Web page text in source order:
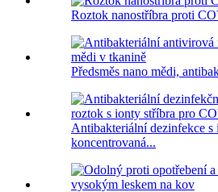
Roztok nanostříbra proti
Předsměs nano mědi,
Antibakteriální dezinfekce s
koncentrovaná...